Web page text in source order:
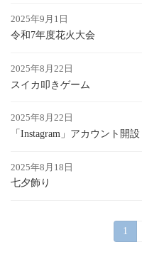
2025年9月1日
令和7年度花火大会
2025年8月22日
スイカ叩きゲーム
2025年8月22日
「Instagram」アカウント開設
2025年8月18日
七夕飾り
固
定
1